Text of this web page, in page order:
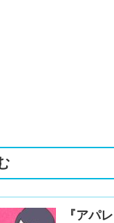
『アパ